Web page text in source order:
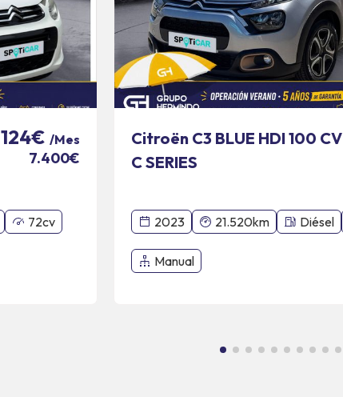
124€ /Mes
7.400€
72cv
Citroën C3 BLUE HDI 100 CV
C SERIES
2023 21.520km Diésel
Manual